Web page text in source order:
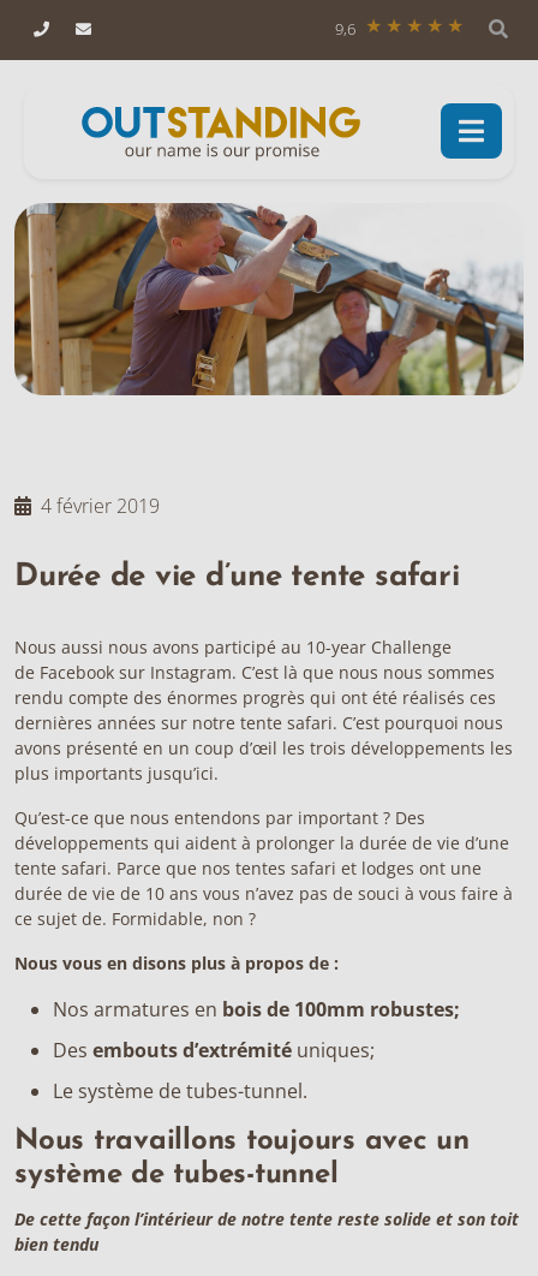
9,6
4 février 2019
Durée de vie d’une tente safari
Nous aussi nous avons participé au 10-year Challenge
de Facebook sur Instagram. C’est là que nous nous sommes
rendu compte des énormes progrès qui ont été réalisés ces
dernières années sur notre tente safari. C’est pourquoi nous
avons présenté en un coup d’œil les trois développements les
plus importants jusqu’ici.
Qu’est-ce que nous entendons par important ? Des
développements qui aident à prolonger la durée de vie d’une
tente safari. Parce que nos tentes safari et lodges ont une
durée de vie de 10 ans vous n’avez pas de souci à vous faire à
ce sujet de. Formidable, non ?
Nous vous en disons plus à propos de :
Nos armatures en bois de 100mm robustes;
Des embouts d’extrémité uniques;
Le système detubes-tunnel.
Nous travaillons toujours avec un
système de tubes-tunnel
De cette façon l’intérieur de notre tente reste solide et son toit
bien tendu